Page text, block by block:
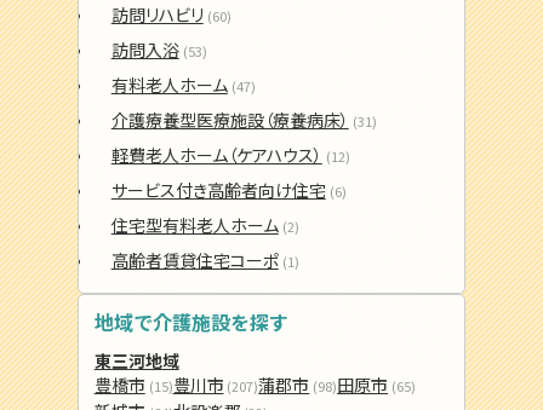
訪問リハビリ (60)
訪問入浴 (53)
有料老人ホーム (47)
介護療養型医療施設（療養病床） (31)
軽費老人ホーム（ケアハウス） (12)
サービス付き高齢者向け住宅 (6)
住宅型有料老人ホーム (2)
高齢者賃貸住宅コーポ (1)
地域で介護施設を探す
東三河地域
豊橋市 (15)豊川市 (207)蒲郡市 (98)田原市 (65)